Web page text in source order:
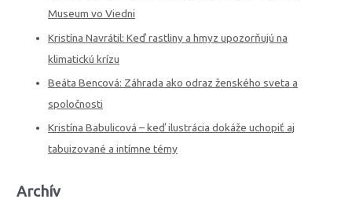
Museum vo Viedni
Kristína Navrátil: Keď rastliny a hmyz upozorňujú na
klimatickú krízu
Beáta Bencová: Záhrada ako odraz ženského sveta a
spoločnosti
Kristína Babulicová – keď ilustrácia dokáže uchopiť aj
tabuizované a intímne témy
Archív